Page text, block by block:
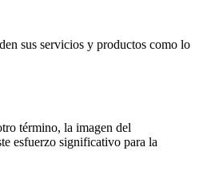
sus servicios y productos como lo
término, la imagen del
esfuerzo significativo para la